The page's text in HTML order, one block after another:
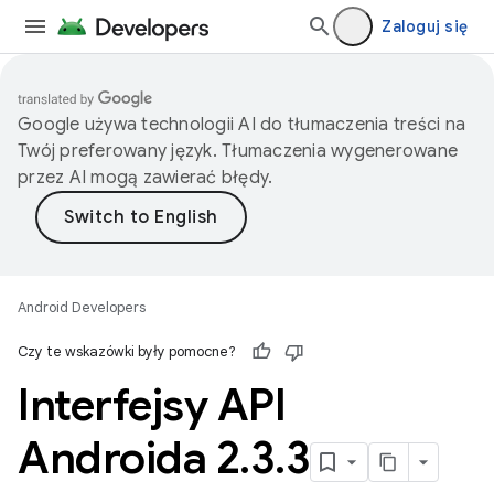
Zaloguj się
Google używa technologii AI do tłumaczenia treści na
Twój preferowany język. Tłumaczenia wygenerowane
przez AI mogą zawierać błędy.
Android Developers
Czy te wskazówki były pomocne?
Interfejsy API
Androida 2.3.3